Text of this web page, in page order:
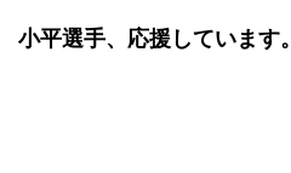
小平選手、応援しています。